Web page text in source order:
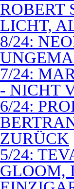
ROBERT
LICHT,
8/24:
7/24:
- NICHT
6/24:
ZURÜCK
5/24:
GLOOM,